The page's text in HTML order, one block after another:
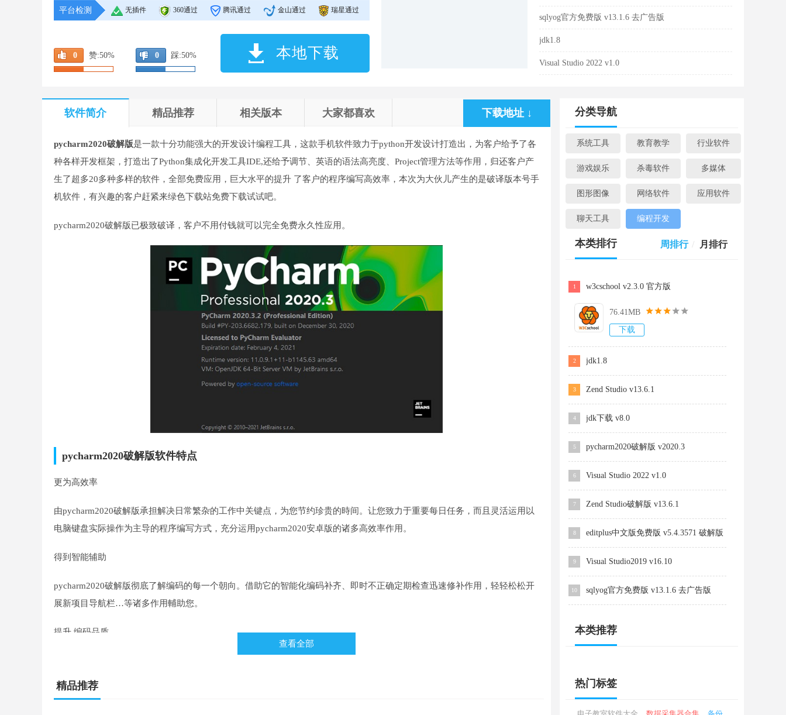
平台检测 无插件 360通过 腾讯通过 金山通过 瑞星通过
0 赞:50% 0 踩:50% 本地下载
sqlyog官方免费版 v13.1.6 去广告版
jdk1.8
Visual Studio 2022 v1.0
软件简介 精品推荐 相关版本 大家都喜欢 下载地址 ↓
pycharm2020破解版是一款十分功能强大的开发设计编程工具，这款手机软件致力于python开发设计打造出，为客户给予了各
种各样开发框架，打造出了Python集成化开发工具IDE,还给予调节、英语的语法高亮度、Project管理方法等作用，归还客户产
生了超多20多种多样的软件，全部免费应用，巨大水平的提升 了客户的程序编写高效率，本次为大伙儿产生的是破译版本号手
机软件，有兴趣的客户赶紧来绿色下载站免费下载试试吧。
pycharm2020破解版已极致破译，客户不用付钱就可以完全免费永久性应用。
pycharm2020破解版软件特点
更为高效率
由pycharm2020破解版承担解决日常繁杂的工作中关键点，为您节约珍贵的時间。让您致力于重要每日任务，而且灵活运用以
电脑键盘实际操作为主导的程序编写方式，充分运用pycharm2020安卓版的诸多高效率作用。
得到智能辅助
pycharm2020破解版彻底了解编码的每一个朝向。借助它的智能化编码补齐、即时不正确定期检查迅速修补作用，轻轻松松开
展新项目导航栏…等诸多作用輔助您。
提升 编码品质
如同您所需
查看全部
精品推荐
分类导航
系统工具 教育教学 行业软件
游戏娱乐 杀毒软件 多媒体
图形图像 网络软件 应用软件
聊天工具 编程开发
本类排行 周排行 月排行
1 w3cschool v2.3.0 官方版
76.41MB
下载
2 jdk1.8
3 Zend Studio v13.6.1
4 jdk下载 v8.0
5 pycharm2020破解版 v2020.3
6 Visual Studio 2022 v1.0
7 Zend Studio破解版 v13.6.1
8 editplus中文版免费版 v5.4.3571 破解版
9 Visual Studio2019 v16.10
10 sqlyog官方免费版 v13.1.6 去广告版
本类推荐
热门标签